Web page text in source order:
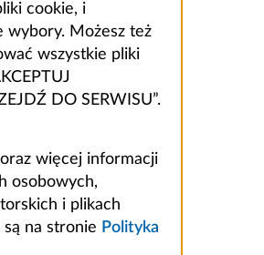
cookie, i
wybory. Możesz też
wszystkie pliki
DO SERWISU”.
więcej informacji
osobowych,
i plikach
na stronie Polityka